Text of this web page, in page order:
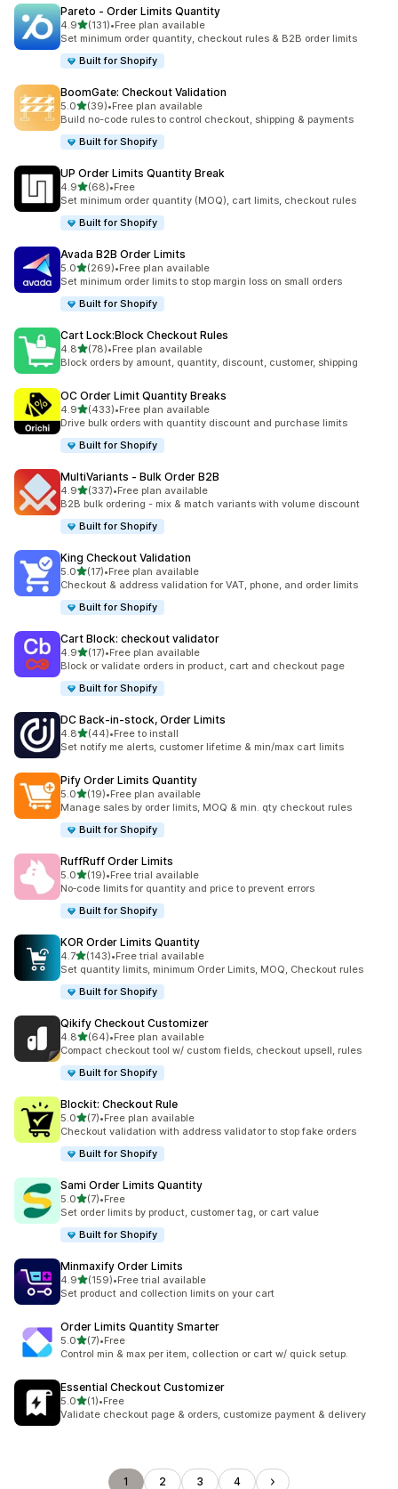
Pareto ‑ Order Limits Quantity
4.9เต็ม 5 ดาว
(131)
ทั้งหมด 131 รีวิว
•Free plan available
Set minimum order quantity, checkout rules & B2B order limits
Built for Shopify
BoomGate: Checkout Validation
5.0เต็ม 5 ดาว
(39)
ทั้งหมด 39 รีวิว
•Free plan available
Build no-code rules to control checkout, shipping & payments
Built for Shopify
UP Order Limits Quantity Break
4.9เต็ม 5 ดาว
(68)
ทั้งหมด 68 รีวิว
•Free
Set minimum order quantity (MOQ), cart limits, checkout rules
Built for Shopify
Avada B2B Order Limits
5.0เต็ม 5 ดาว
(269)
ทั้งหมด 269 รีวิว
•Free plan available
Set minimum order limits to stop margin loss on small orders
Built for Shopify
Cart Lock:Block Checkout Rules
4.8เต็ม 5 ดาว
(78)
ทั้งหมด 78 รีวิว
•Free plan available
Block orders by amount, quantity, discount, customer, shipping
OC Order Limit Quantity Breaks
4.9เต็ม 5 ดาว
(433)
ทั้งหมด 433 รีวิว
•Free plan available
Drive bulk orders with quantity discount and purchase limits
Built for Shopify
MultiVariants ‑ Bulk Order B2B
4.9เต็ม 5 ดาว
(337)
ทั้งหมด 337 รีวิว
•Free plan available
B2B bulk ordering - mix & match variants with volume discount
Built for Shopify
King Checkout Validation
5.0เต็ม 5 ดาว
(17)
ทั้งหมด 17 รีวิว
•Free plan available
Checkout & address validation for VAT, phone, and order limits
Built for Shopify
Cart Block: checkout validator
4.9เต็ม 5 ดาว
(17)
ทั้งหมด 17 รีวิว
•Free plan available
Block or validate orders in product, cart and checkout page
Built for Shopify
DC Back‑in‑stock, Order Limits
4.8เต็ม 5 ดาว
(44)
ทั้งหมด 44 รีวิว
•Free to install
Set notify me alerts, customer lifetime & min/max cart limits
Pify Order Limits Quantity
5.0เต็ม 5 ดาว
(19)
ทั้งหมด 19 รีวิว
•Free plan available
Manage sales by order limits, MOQ & min. qty checkout rules
Built for Shopify
RuffRuff Order Limits
5.0เต็ม 5 ดาว
(19)
ทั้งหมด 19 รีวิว
•Free trial available
No‑code limits for quantity and price to prevent errors
Built for Shopify
KOR Order Limits Quantity
4.7เต็ม 5 ดาว
(143)
ทั้งหมด 143 รีวิว
•Free trial available
Set quantity limits, minimum Order Limits, MOQ, Checkout rules
Built for Shopify
Qikify Checkout Customizer
4.8เต็ม 5 ดาว
(64)
ทั้งหมด 64 รีวิว
•Free plan available
Compact checkout tool w/ custom fields, checkout upsell, rules
Built for Shopify
Blockit: Checkout Rule
5.0เต็ม 5 ดาว
(7)
ทั้งหมด 7 รีวิว
•Free plan available
Checkout validation with address validator to stop fake orders
Built for Shopify
Sami Order Limits Quantity
5.0เต็ม 5 ดาว
(7)
ทั้งหมด 7 รีวิว
•Free
Set order limits by product, customer tag, or cart value
Built for Shopify
Minmaxify Order Limits
4.9เต็ม 5 ดาว
(159)
ทั้งหมด 159 รีวิว
•Free trial available
Set product and collection limits on your cart
Order Limits Quantity Smarter
5.0เต็ม 5 ดาว
(7)
ทั้งหมด 7 รีวิว
•Free
Control min & max per item, collection or cart w/ quick setup.
Essential Checkout Customizer
5.0เต็ม 5 ดาว
(1)
ทั้งหมด 1 รีวิว
•Free
Validate checkout page & orders, customize payment & delivery
1 2 3 4